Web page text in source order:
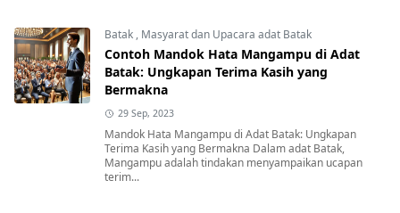
Batak , Masyarat dan Upacara adat Batak
Contoh Mandok Hata Mangampu di Adat
Batak: Ungkapan Terima Kasih yang
Bermakna
29 Sep, 2023
Mandok Hata Mangampu di Adat Batak: Ungkapan
Terima Kasih yang Bermakna Dalam adat Batak,
Mangampu adalah tindakan menyampaikan ucapan
terim...